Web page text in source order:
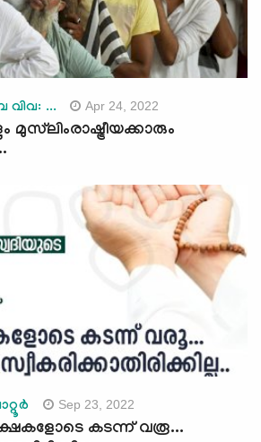
... Apr 24, 2022
മുസ്‌ലിംരാഷ്ട്രീയക്കാരും
Sep 23, 2022
കടന്ന് വരൂ...